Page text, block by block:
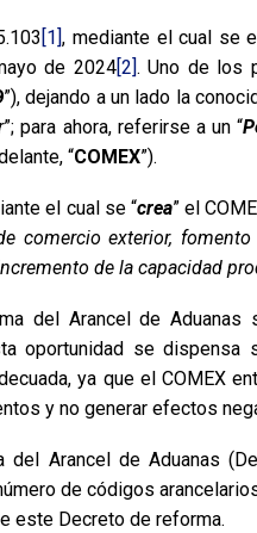
[1], mediante el cual se
de 2024[2] . Uno de los
”), dejando a un lado la
”; para ahora, referirse a un “
“COMEX”).
el cual se “crea” el
comercio exterior,
de la capacidad
del Arancel de
oportunidad se
ya que el COMEX
y no generar efectos
Arancel de Aduanas
de códigos
este Decreto de reforma.